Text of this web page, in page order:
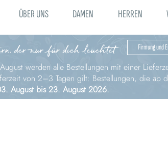
ÜBER UNS DAMEN HERREN
der nur für dich leuchtet Firmung und
werden alle Bestellungen mit einer
von 2–3 Tagen gilt: Bestellungen, die
August bis 23. August 2026.